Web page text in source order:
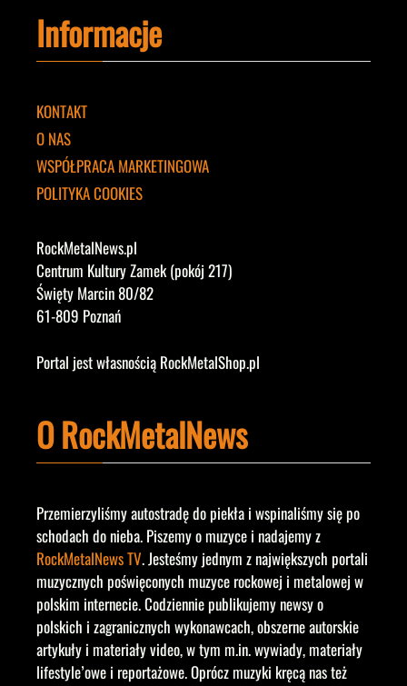
Informacje
KONTAKT
O NAS
WSPÓŁPRACA MARKETINGOWA
POLITYKA COOKIES
RockMetalNews.pl
Centrum Kultury Zamek (pokój 217)
Święty Marcin 80/82
61-809 Poznań
Portal jest własnością RockMetalShop.pl
O RockMetalNews
Przemierzyliśmy autostradę do piekła i wspinaliśmy się po
schodach do nieba. Piszemy o muzyce i nadajemy z
RockMetalNews TV. Jesteśmy jednym z największych portali
muzycznych poświęconych muzyce rockowej i metalowej w
polskim internecie. Codziennie publikujemy newsy o
polskich i zagranicznych wykonawcach, obszerne autorskie
artykuły i materiały video, w tym m.in. wywiady, materiały
lifestyle’owe i reportażowe. Oprócz muzyki kręcą nas też